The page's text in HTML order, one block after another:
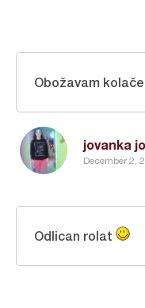
jovanka
December 2,
Obožavam
Odlican rolat